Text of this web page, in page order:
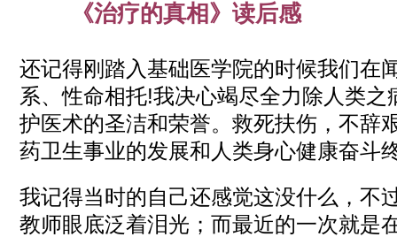
《治疗的真相》读后感
还记得刚踏入基础医学院的时候我们在
系、性命相托!我决心竭尽全力除人类
护医术的圣洁和荣誉。救死扶伤，不辞
药卫生事业的发展和人类身心健康奋斗
我记得当时的自己还感觉这没什么，不
教师眼底泛着泪光；而最近的一次就是